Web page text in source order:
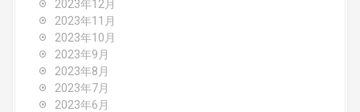
2023年12月
2023年11月
2023年10月
2023年9月
2023年8月
2023年7月
2023年6月